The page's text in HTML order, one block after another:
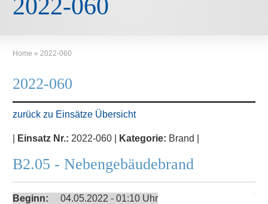
2022-060
Home » 2022-060
2022-060
zurück zu Einsätze Übersicht
Einsatz Nr.: 2022-060 | Kategorie: Brand |
B2.05 - Nebengebäudebrand
Beginn:
04.05.2022 - 01:10 Uhr